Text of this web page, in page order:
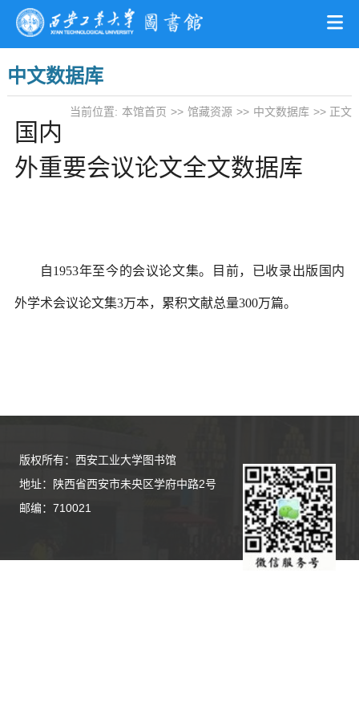
中文数据库
当前位置: 本馆首页 >> 馆藏资源 >> 中文数据库 >> 正文
国内
外重要会议论文全文数据库
自1953年至今的会议论文集。目前，已收录出版国内
外学术会议论文集3万本，累积文献总量300万篇。
版权所有：西安工业大学图书馆
地址：陕西省西安市未央区学府中路2号
邮编：710021